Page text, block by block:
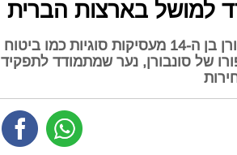
תשכחו משיעורי בית ומחצ'קונים, את אית'ן סנובורן בן ה-14 מעסיקות סוגיות כמו ביטוח
של סונבורן, נער שמתמודד לתפקיד